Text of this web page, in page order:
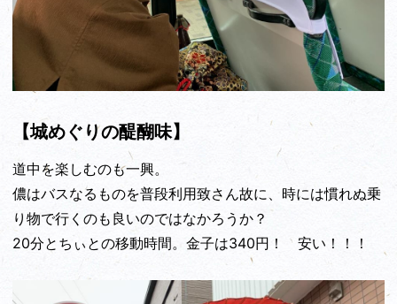
【城めぐりの醍醐味】
道中を楽しむのも一興。
儂はバスなるものを普段利用致さん故に、時には慣れぬ乗
り物で行くのも良いのではなかろうか？
20分とちぃとの移動時間。金子は340円！ 安い！！！